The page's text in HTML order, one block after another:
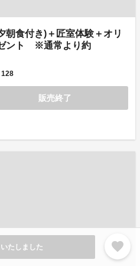
たしました favorite
食付き)＋匠室体験＋オリ
ント ※通常より約
128
販売終了